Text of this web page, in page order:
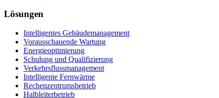
Lösungen
Intelligentes Gebäudemanagement
Vorausschauende Wartung
Energieoptimierung
Schulung und Qualifizierung
Verkehrsflussmanagement
Intelligente Fernwärme
Rechenzentrumsbetrieb
Halbleiterbetrieb